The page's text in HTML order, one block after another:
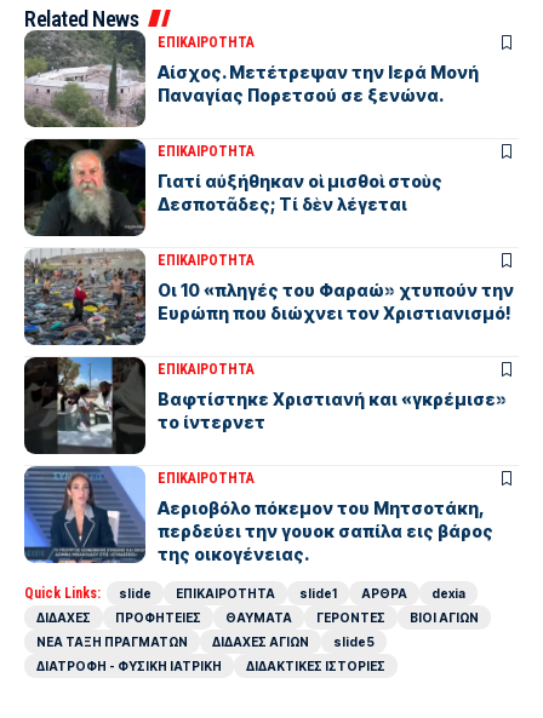
Related News
ΕΠΙΚΑΙΡΟΤΗΤΑ
Αίσχος. Μετέτρεψαν την Ιερά Μονή
Παναγίας Πορετσού σε ξενώνα.
ΕΠΙΚΑΙΡΟΤΗΤΑ
Γιατί αὐξήθηκαν οἱ μισθοὶ στοὺς
Δεσποτᾶδες; Τί δὲν λέγεται
ΕΠΙΚΑΙΡΟΤΗΤΑ
Οι 10 «πληγές του Φαραώ» χτυπούν την
Ευρώπη που διώχνει τον Χριστιανισμό!
ΕΠΙΚΑΙΡΟΤΗΤΑ
Βαφτίστηκε Χριστιανή και «γκρέμισε»
το ίντερνετ
ΕΠΙΚΑΙΡΟΤΗΤΑ
Αεριοβόλο πόκεμον του Μητσοτάκη,
περδεύει την γουοκ σαπίλα εις βάρος
της οικογένειας.
Quick Links: slide ΕΠΙΚΑΙΡΟΤΗΤΑ slide1 ΑΡΘΡΑ
dexia
ΔΙΔΑΧΕΣ
ΠΡΟΦΗΤΕΙΕΣ ΘΑΥΜΑΤΑ ΓΕΡΟΝΤΕΣ
ΒΙΟΙ ΑΓΙΩΝ
ΝΕΑ ΤΑΞΗ ΠΡΑΓΜΑΤΩΝ
ΔΙΔΑΧΕΣ ΑΓΙΩΝ
slide5
ΔΙΑΤΡΟΦΗ - ΦΥΣΙΚΗ ΙΑΤΡΙΚΗ
ΔΙΔΑΚΤΙΚΕΣ ΙΣΤΟΡΙΕΣ